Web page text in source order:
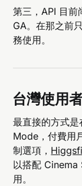
第三，API 目
GA。在那之前
務使用。
台灣使用
最直接的方式
Mode，付費用
制選項，
以搭配 Cinema
用。